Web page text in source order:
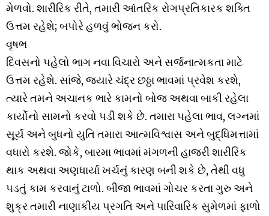
મેળવો. શારીરિક રીતે, તમારી આંતરિક રોગપ્રતિકારક શક્તિ
ઉત્તમ રહેશે; બપોરે હળવું ભોજન કરો.
વૃષભ
દિવસનો પહેલો ભાગ નવા વિચારો અને સર્જનાત્મકતા માટે
ઉત્તમ રહેશે. સાંજે, જ્યારે ચંદ્ર છઠ્ઠા ભાવમાં પ્રવેશ કરશે,
ત્યારે તમને અચાનક ભારે કામનો બોજ અથવા બાકી રહેલા
કાર્યોનો સામનો કરવો પડી શકે છે. તમારા પહેલા ભાવ, લગ્નમાં
સૂર્ય અને બુધનો યુતિ તમારા આત્મવિશ્વાસ અને બુદ્ધિમત્તામાં
વધારો કરશે. જોકે, બારમા ભાવમાં મંગળની હાજરી શારીરિક
થાક અથવા અણધાર્યા ખર્ચનું કારણ બની શકે છે, તેથી વધુ
પડતું કામ કરવાનું ટાળો. બીજા ભાવમાં ગોચર કરતા ગુરુ અને
શુક્ર તમારી નાણાકીય પ્રગતિ અને પારિવારિક સુમેળમાં ફાળો